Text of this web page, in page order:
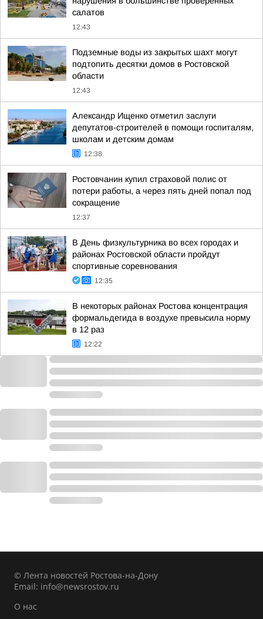
салатов
12:43
Подземные воды из закрытых шахт могут
подтопить десятки домов в Ростовской
области
12:43
Александр Ищенко отметил заслуги
депутатов-строителей в помощи госпиталям,
школам и детским домам
12:38
Ростовчанин купил страховой полис от
потери работы, а через пять дней попал под
сокращение
12:37
В День физкультурника во всех городах и
районах Ростовской области пройдут
спортивные соревнования
12:35
В некоторых районах Ростова концентрация
формальдегида в воздухе превысила норму
в 12 раз
12:22
© Лента новостей Ростова-на-Дону
Email: info@newsrostov.ru
О нас